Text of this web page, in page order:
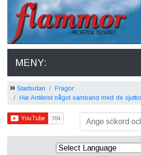
MENY:
Startsidan
Fragor
Har Antikrist något samband med de